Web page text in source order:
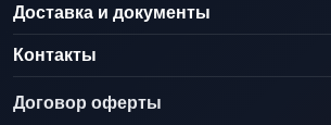
Доставка и документы
Контакты
Договор оферты